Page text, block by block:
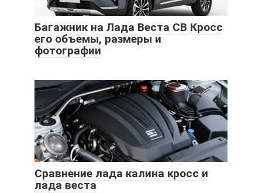
Багажник на Лада Веста СВ Кросс
его объемы, размеры и
фотографии
Сравнение лада калина кросс и
лада веста